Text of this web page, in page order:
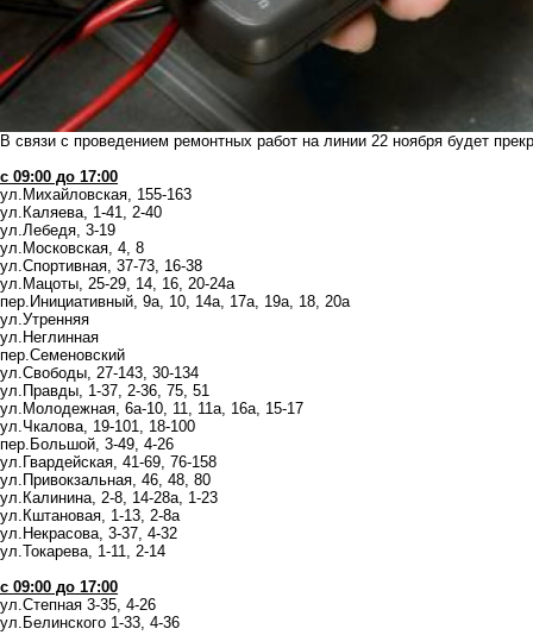
В связи с проведением ремонтных работ на линии 22 ноября будет
с 09:00 до 17:00
ул.Михайловская, 155-163
ул.Каляева, 1-41, 2-40
ул.Лебедя, 3-19
ул.Московская, 4, 8
ул.Спортивная, 37-73, 16-38
ул.Мацоты, 25-29, 14, 16, 20-24а
пер.Инициативный, 9а, 10, 14а, 17а, 19а, 18, 20а
ул.Утренняя
ул.Неглинная
пер.Семеновский
ул.Свободы, 27-143, 30-134
ул.Правды, 1-37, 2-36, 75, 51
ул.Молодежная, 6а-10, 11, 11а, 16а, 15-17
ул.Чкалова, 19-101, 18-100
пер.Большой, 3-49, 4-26
ул.Гвардейская, 41-69, 76-158
ул.Привокзальная, 46, 48, 80
ул.Калинина, 2-8, 14-28а, 1-23
ул.Кштановая, 1-13, 2-8а
ул.Некрасова, 3-37, 4-32
ул.Токарева, 1-11, 2-14
с 09:00 до 17:00
ул.Степная 3-35, 4-26
ул.Белинского 1-33, 4-36